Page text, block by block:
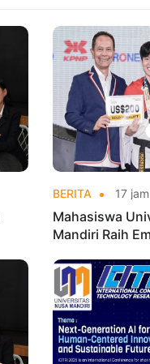
BERITA 17
Mahasiswa
Mandiri Raih